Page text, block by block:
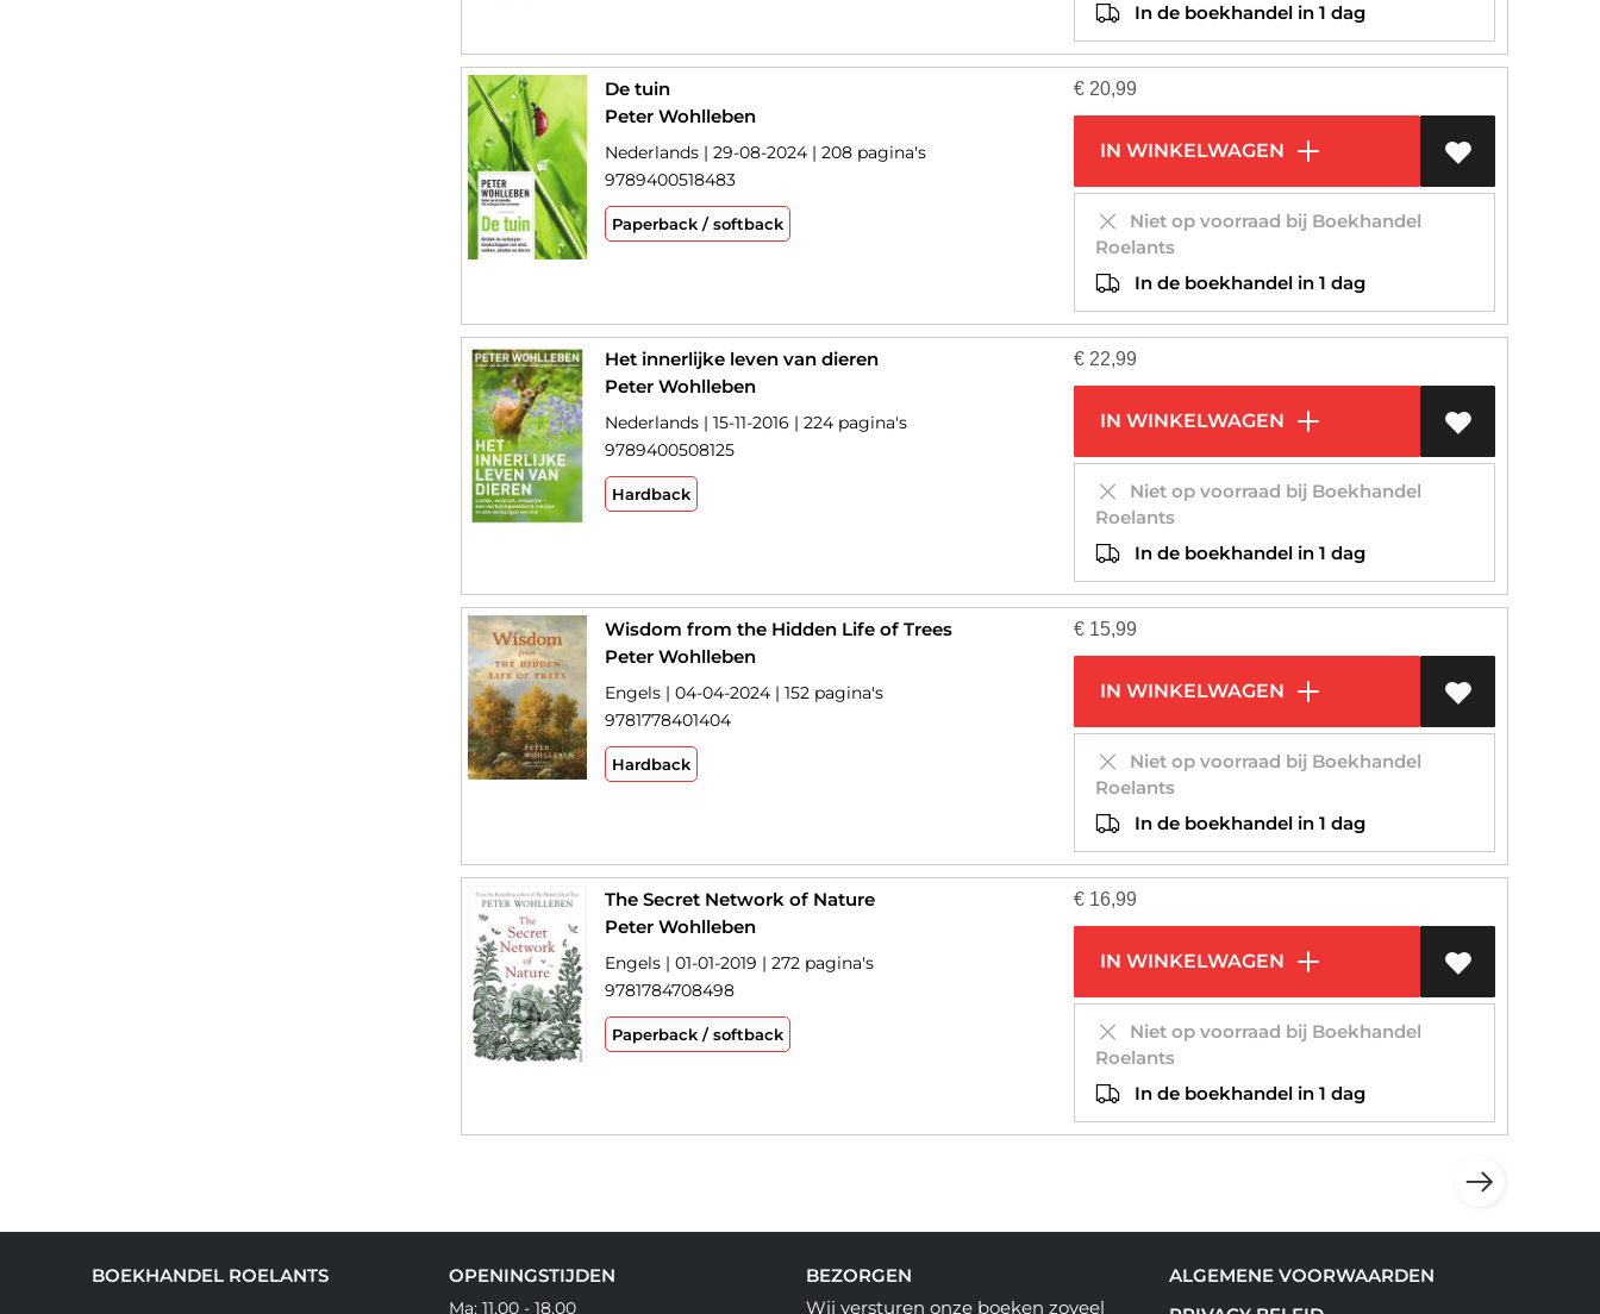
In de boekhandel in 1 dag
De tuin
Peter Wohlleben
Nederlands | 29-08-2024 | 208 pagina's
9789400518483
Paperback / softback
€ 20,99
IN WINKELWAGEN
Niet op voorraad bij Boekhandel
Roelants
In de boekhandel in 1 dag
Het innerlijke leven van dieren
Peter Wohlleben
Nederlands | 15-11-2016 | 224 pagina's
9789400508125
Hardback
€ 22,99
IN WINKELWAGEN
Niet op voorraad bij Boekhandel
Roelants
In de boekhandel in 1 dag
Wisdom from the Hidden Life of Trees
Peter Wohlleben
Engels | 04-04-2024 | 152 pagina's
9781778401404
Hardback
€ 15,99
IN WINKELWAGEN
Niet op voorraad bij Boekhandel
Roelants
In de boekhandel in 1 dag
The Secret Network of Nature
Peter Wohlleben
Engels | 01-01-2019 | 272 pagina's
9781784708498
Paperback / softback
€ 16,99
IN WINKELWAGEN
Niet op voorraad bij Boekhandel
Roelants
In de boekhandel in 1 dag
BOEKHANDEL ROELANTS OPENINGSTIJDEN
Ma: 11.00 - 18.00
BEZORGEN
Wij versturen onze boeken zoveel
ALGEMENE VOORWAARDEN